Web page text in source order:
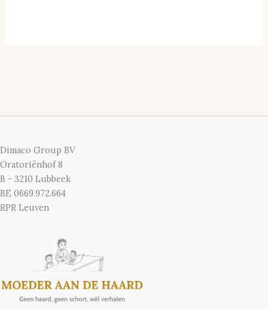
Dimaco Group BV
Oratoriënhof 8
B - 3210 Lubbeek
BE 0669.972.664
RPR Leuven